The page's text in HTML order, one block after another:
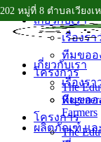
Skip
to
202 หมู่ที่ 8 ตำบลเวียง
เกี่ยวกับเรา
เรื่องรา
ทีมขออ
โครงการ
The
เกี่ยวกับเรา
เรื่องรา
ทีมขออ
โครงการ
The
Farmers
ผลิตภัณฑ์ แล